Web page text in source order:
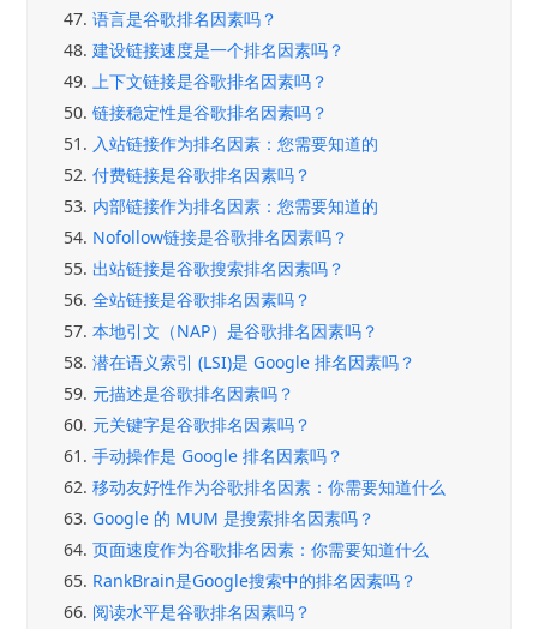
47. 语言是谷歌排名因素吗？
48. 建设链接速度是一个排名因素吗？
49. 上下文链接是谷歌排名因素吗？
50. 链接稳定性是谷歌排名因素吗？
51. 入站链接作为排名因素：您需要知道的
52. 付费链接是谷歌排名因素吗？
53. 内部链接作为排名因素：您需要知道的
54. Nofollow链接是谷歌排名因素吗？
55. 出站链接是谷歌搜索排名因素吗？
56. 全站链接是谷歌排名因素吗？
57. 本地引文（NAP）是谷歌排名因素吗？
58. 潜在语义索引 (LSI)是 Google 排名因素吗？
59. 元描述是谷歌排名因素吗？
60. 元关键字是谷歌排名因素吗？
61. 手动操作是 Google 排名因素吗？
62. 移动友好性作为谷歌排名因素：你需要知道什么
63. Google 的 MUM 是搜索排名因素吗？
64. 页面速度作为谷歌排名因素：你需要知道什么
65. RankBrain是Google搜索中的排名因素吗？
66. 阅读水平是谷歌排名因素吗？